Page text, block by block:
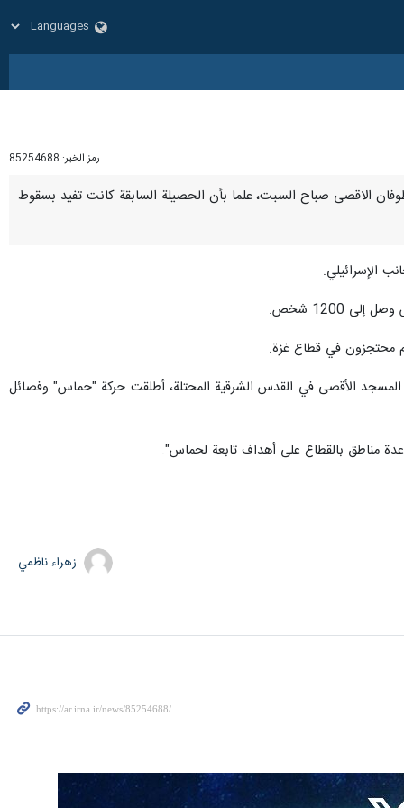
رمز الخبر: 85254688
الجيش الاسرائيلي أن 1200 إسرائيلي قتلوا في عملية طوفان الاقصى صباح السبت، علما بأن الحصيلة السابقة كانت تفيد بسقوط
1200 شخص.
المسجد الأقصى في القدس الشرقية المحتلة، أطلقت حركة "حماس" وفصائل
مناطق بالقطاع على أهداف تابعة لحماس".
زهراء ناظمي